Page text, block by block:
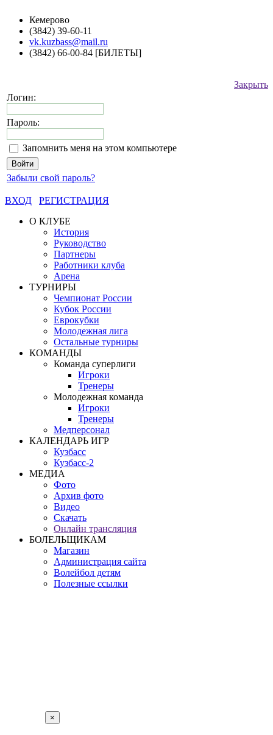
Кемерово
(3842) 39-60-11
vk.kuzbass@mail.ru
(3842) 66-00-84 [БИЛЕТЫ]
Закрыть
Логин:
Пароль:
Запомнить меня на этом компьютере
Забыли свой пароль?
ВХОД
РЕГИСТРАЦИЯ
О КЛУБЕ
История
Руководство
Партнеры
Работники клуба
Арена
ТУРНИРЫ
Чемпионат России
Кубок России
Еврокубки
Молодежная лига
Остальные турниры
КОМАНДЫ
Команда суперлиги
Игроки
Тренеры
Молодежная команда
Игроки
Тренеры
Медперсонал
КАЛЕНДАРЬ ИГР
Кузбасс
Кузбасс-2
МЕДИА
Фото
Архив фото
Видео
Скачать
Онлайн трансляция
БОЛЕЛЬЩИКАМ
Магазин
Администрация сайта
Волейбол детям
Полезные ссылки
×